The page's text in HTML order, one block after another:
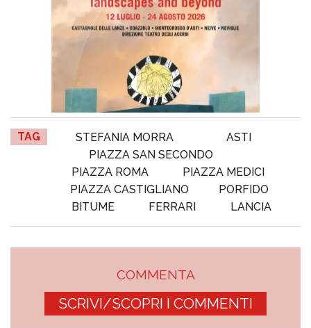
TAG STEFANIA MORRA
ASTI
PIAZZA SAN SECONDO
PIAZZA ROMA
PIAZZA MEDICI
PIAZZA CASTIGLIANO
PORFIDO
BITUME
FERRARI LANCIA
COMMENTA
SCRIVI/SCOPRI I COMMENTI